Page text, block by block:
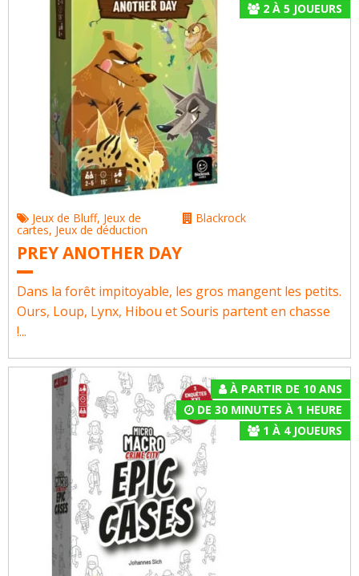
2À 5 JOUEURS
Jeux de Bluff, Jeux de
cartes, Jeux de déduction
Blackrock
PREY ANOTHER DAY
Dans la forêt impitoyable, les gros mangent les petits.
Ours, Loup, Lynx, Hibou et Souris partent en chasse
!...
À PARTIR DE 10 ANS
DE 30 MINUTES À 1 HEURE
1 À 4JOUEURS